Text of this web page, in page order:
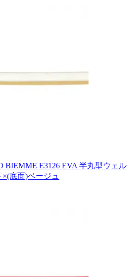
BIEMME E3126 EVA 半丸型ウェル
×(底面)ベージュ